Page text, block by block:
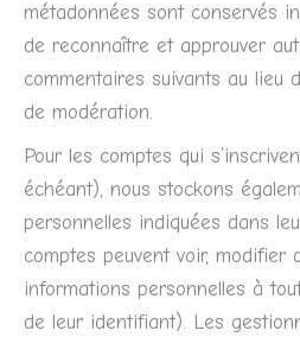
métadonnées sont conservés
de reconnaître et approuver
commentaires suivants au lieu
de modération.
Pour les comptes qui
échéant), nous stockons
personnelles indiquées dans
comptes peuvent voir, modifier
informations personnelles à
de leur identifiant). Les